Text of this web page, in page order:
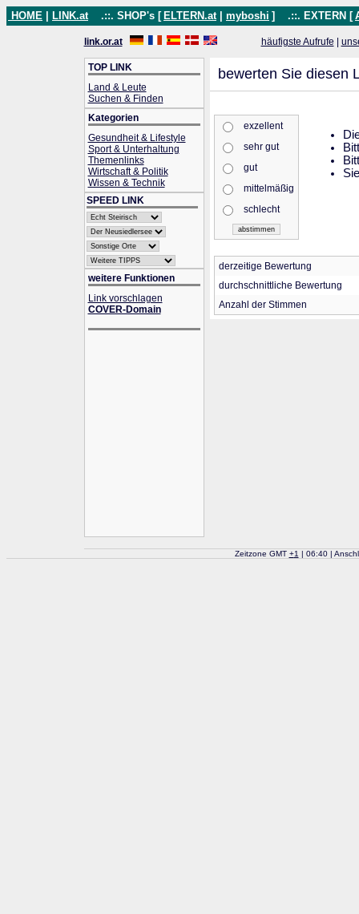
HOME LINK.at .::. SHOP's [ ELTERN.at myboshi ] .::. EXTERN [
link.or.at häufigste Aufrufe
TOP LINK
Land & Leute
Suchen & Finden
Kategorien
Gesundheit & Lifestyle
Sport & Unterhaltung
Themenlinks
Wirtschaft & Politik
Wissen & Technik
SPEED LINK
weitere Funktionen
Link vorschlagen
COVER-Domain
bewerten Sie diesen
exzellent
sehr gut
gut
mittelmäßig
schlecht
derzeitige Bewertung
durchschnittliche Bewertung
Anzahl der Stimmen
Zeitzone GMT +1 | 06:40 |